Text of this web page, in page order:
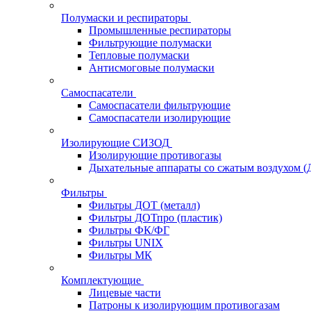
Полумаски и респираторы
Промышленные респираторы
Фильтрующие полумаски
Тепловые полумаски
Антисмоговые полумаски
Самоспасатели
Самоспасатели фильтрующие
Самоспасатели изолирующие
Изолирующие СИЗОД
Изолирующие противогазы
Дыхательные аппараты со сжатым воздухом
Фильтры
Фильтры ДОТ (металл)
Фильтры ДОТпро (пластик)
Фильтры ФК/ФГ
Фильтры UNIX
Фильтры МК
Комплектующие
Лицевые части
Патроны к изолирующим противогазам